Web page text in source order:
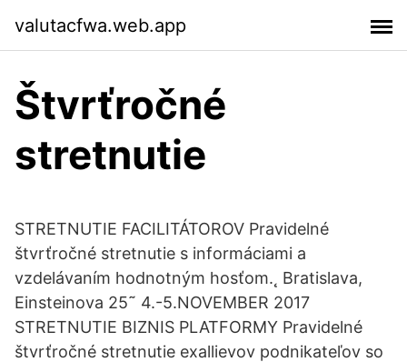
valutacfwa.web.app
Štvrťročné
stretnutie
STRETNUTIE FACILITÁTOROV Pravidelné
štvrťročné stretnutie s informáciami a
vzdelávaním hodnotným hosťom.˛ Bratislava,
Einsteinova 25˜ 4.-5.NOVEMBER 2017
STRETNUTIE BIZNIS PLATFORMY Pravidelné
štvrťročné stretnutie exallievov podnikateľov so